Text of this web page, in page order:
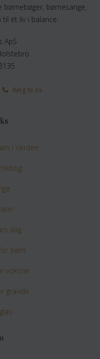
børnebøger, børnesange,
et liv i balance.
ApS
Ring til os
i Verden
dag
børn
voksne
gravide